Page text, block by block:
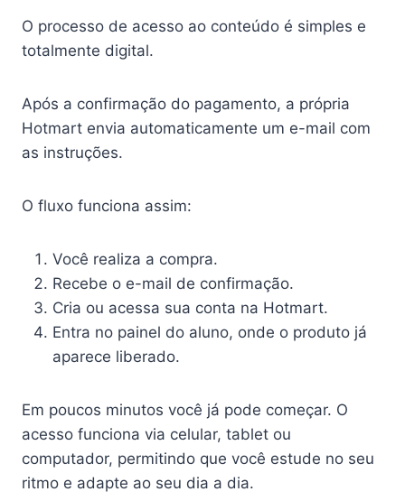
O processo de acesso ao conteúdo é simples e
totalmente digital.
Após a confirmação do pagamento, a própria
Hotmart envia automaticamente um e-mail com
as instruções.
O fluxo funciona assim:
Você realiza a compra.
Recebe o e-mail de confirmação.
Cria ou acessa sua conta na Hotmart.
Entra no painel do aluno, onde o produto já
aparece liberado.
Em poucos minutos você já pode começar. O
acesso funciona via celular, tablet ou
computador, permitindo que você estude no seu
ritmo e adapte ao seu dia a dia.